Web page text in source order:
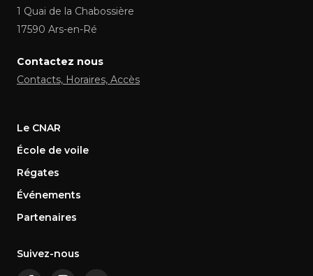
1 Quai de la Chabossière
17590 Ars-en-Ré
Contactez nous
Contacts, Horaires, Accès
Le CNAR
École de voile
Régates
Événements
Partenaires
Suivez-nous